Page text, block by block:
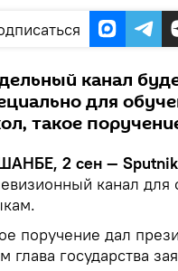
канал
для
такое
2 сен —
канал для
поручение дал
глава государства